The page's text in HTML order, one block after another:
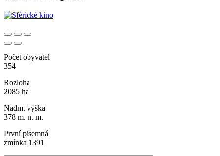
Počet obyvatel
354
Rozloha
2085 ha
Nadm. výška
378 m. n. m.
První písemná
zmínka 1391